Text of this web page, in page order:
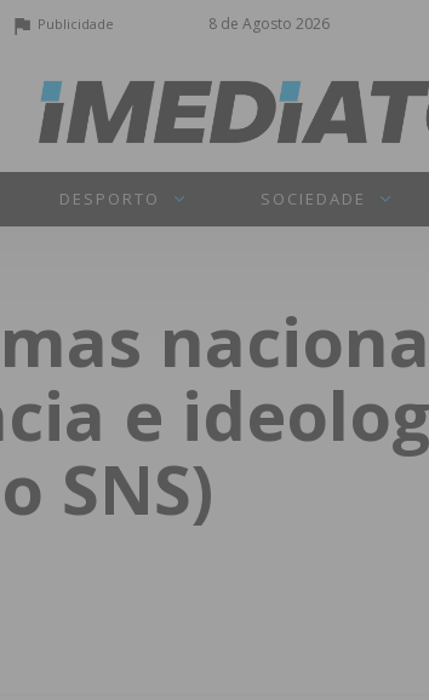
8 de Agosto 2026
Publicidade
DESPORTO SOCIEDADE
e
SNS)